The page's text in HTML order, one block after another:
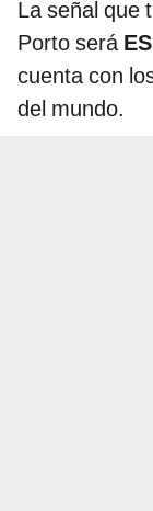
La señal que
Porto será
cuenta con
del mundo.